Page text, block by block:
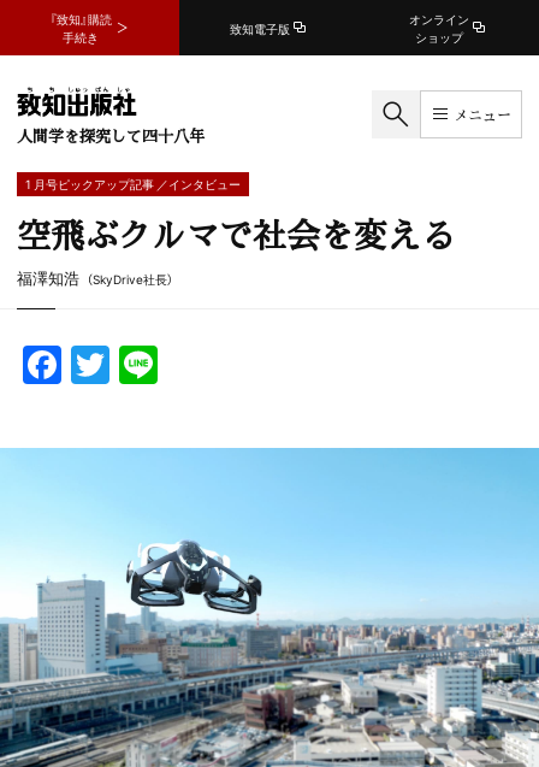
『致知』購読
手続き
致知電子版
オンライン
ショップ
人間学を探究して四十八年
メニュー
1 月号ピックアップ記事 ／インタビュー
空飛ぶクルマで社会を変える
福澤知浩 （SkyDrive社長）
F
a
c
o
o
k
T
w
itte